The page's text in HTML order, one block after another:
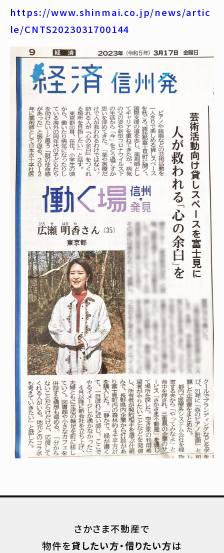
https://www.shinmai.co.jp/news/artic
le/CNTS2023031700144
さかさま不動産で
物件を貸したい方・借りたい方は